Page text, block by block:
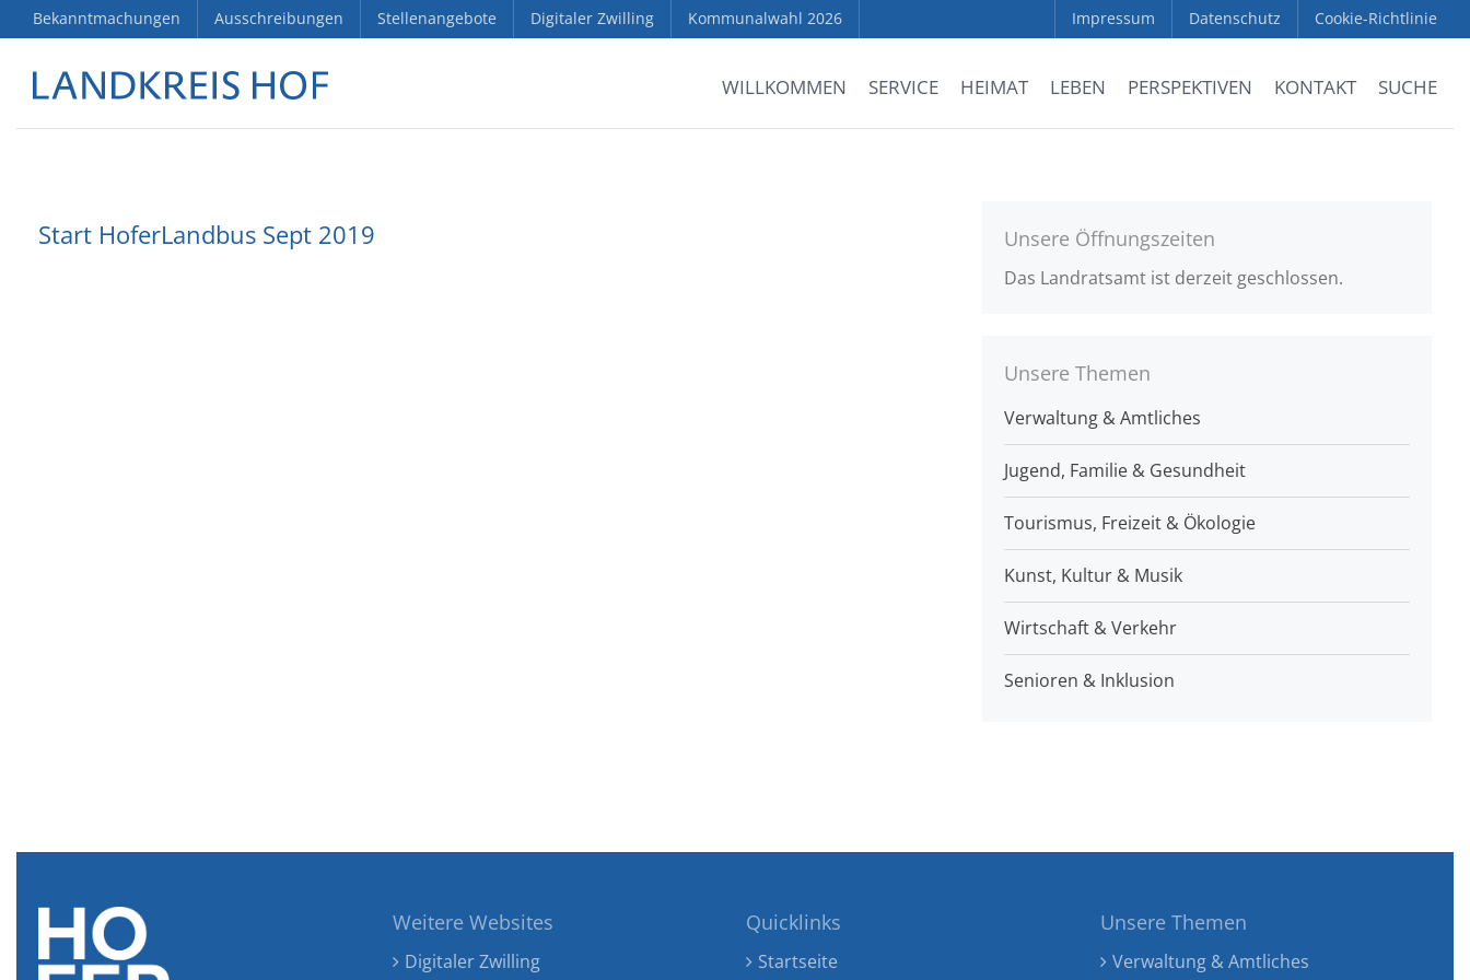
Bekanntmachungen Ausschreibungen Stellenangebote Digitaler Zwilling Kommunalwahl 2026 Impressum Datenschutz Cookie-Richtlinie
WILLKOMMEN SERVICE HEIMAT LEBEN PERSPEKTIVEN KONTAKT SUCHE
Start HoferLandbus Sept 2019 Unsere Öffnungszeiten
Das Landratsamt ist derzeit geschlossen.
Unsere Themen
Verwaltung & Amtliches
Jugend, Familie & Gesundheit
Tourismus, Freizeit & Ökologie
Kunst, Kultur & Musik
Wirtschaft & Verkehr
Senioren & Inklusion
Weitere Websites
Digitaler Zwilling
Quicklinks
Startseite
Unsere Themen
Verwaltung & Amtliches